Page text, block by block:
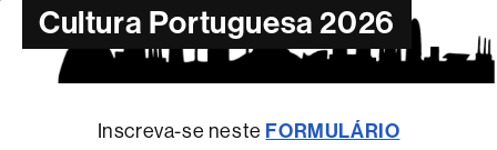
Cultura Portuguesa 2026
Inscreva-se neste FORMULÁRIO